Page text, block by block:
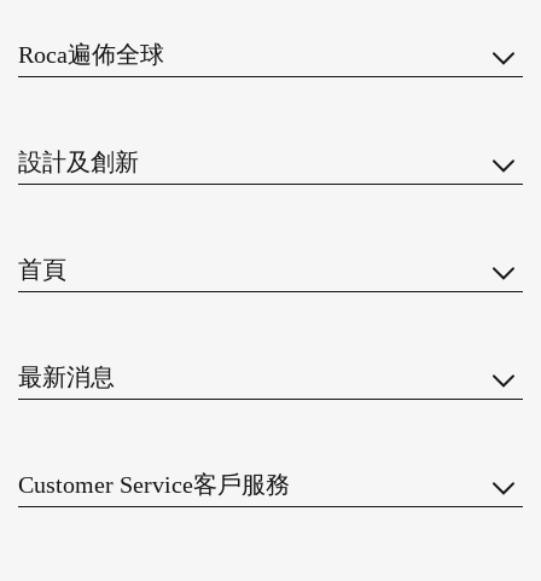
Roca遍佈全球
設計及創新
首頁
最新消息
Customer Service客戶服務